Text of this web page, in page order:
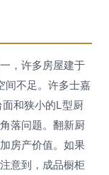
，许多房屋建于
间不足。许多士嘉
和狭小的L型厨
落问题。翻新厨
房产价值。如果
意到，成品橱柜